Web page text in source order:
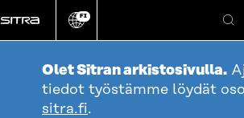
suoraan
sisältöön
Vaihda
kieli
FI
Olet Sitran arkistosivulla.
tiedot työstämme löydät
sitra.fi.